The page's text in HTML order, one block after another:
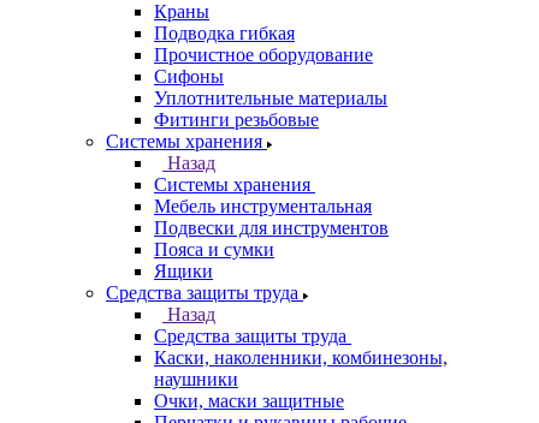
Краны
Подводка гибкая
Прочистное оборудование
Сифоны
Уплотнительные материалы
Фитинги резьбовые
Системы хранения
Назад
Системы хранения
Мебель инструментальная
Подвески для инструментов
Пояса и сумки
Ящики
Средства защиты труда
Назад
Средства защиты труда
Каски, наколенники, комбинезоны,
наушники
Очки, маски защитные